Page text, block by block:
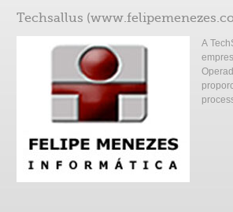
Techsallus (
A